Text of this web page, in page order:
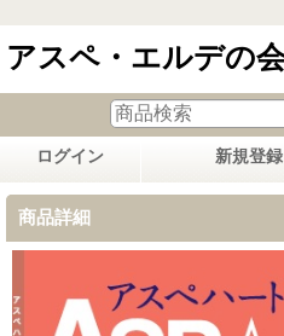
アスペ・エルデの
ログイン 新規登録
商品詳細